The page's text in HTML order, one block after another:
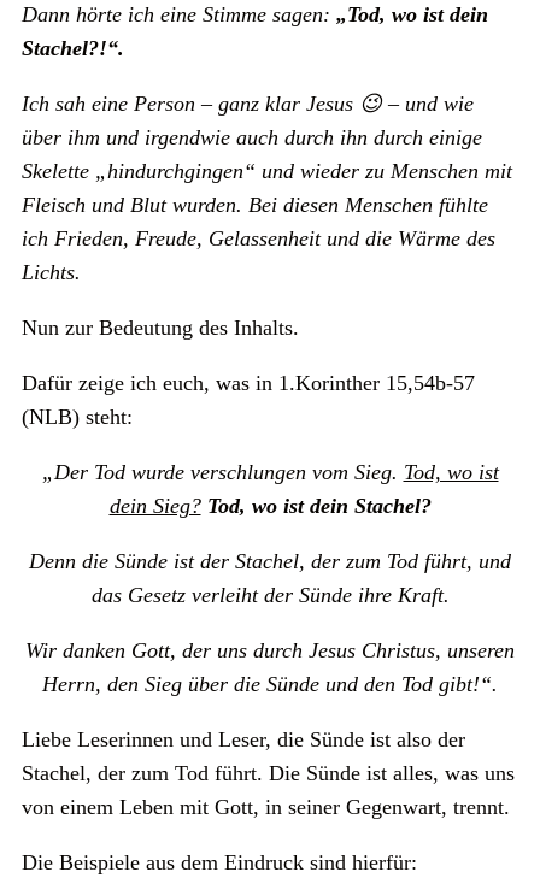
Dann hörte ich eine Stimme sagen: „Tod, wo ist dein
Stachel?!“.
Ich sah eine Person – ganz klar Jesus 😉 – und wie
über ihm und irgendwie auch durch ihn durch einige
Skelette „hindurchgingen“ und wieder zu Menschen mit
Fleisch und Blut wurden. Bei diesen Menschen fühlte
ich Frieden, Freude, Gelassenheit und die Wärme des
Lichts.
Nun zur Bedeutung des Inhalts.
Dafür zeige ich euch, was in 1.Korinther 15,54b-57
(NLB) steht:
„Der Tod wurde verschlungen vom Sieg. Tod, wo ist
dein Sieg? Tod, wo ist dein Stachel?
Denn die Sünde ist der Stachel, der zum Tod führt, und
das Gesetz verleiht der Sünde ihre Kraft.
Wir danken Gott, der uns durch Jesus Christus, unseren
Herrn, den Sieg über die Sünde und den Tod gibt!“.
Liebe Leserinnen und Leser, die Sünde ist also der
Stachel, der zum Tod führt. Die Sünde ist alles, was uns
von einem Leben mit Gott, in seiner Gegenwart, trennt.
Die Beispiele aus dem Eindruck sind hierfür: